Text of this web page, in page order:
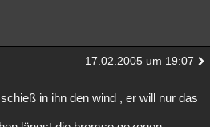
17.02.2005 um 19:07
in ihn den wind , er will nur das